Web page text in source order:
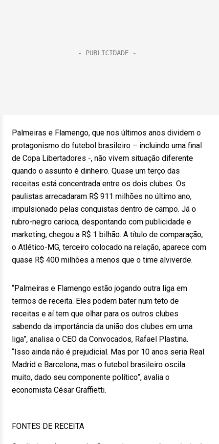
Palmeiras e Flamengo, que nos últimos anos dividem o
protagonismo do futebol brasileiro – incluindo uma final
de Copa Libertadores -, não vivem situação diferente
quando o assunto é dinheiro. Quase um terço das
receitas está concentrada entre os dois clubes. Os
paulistas arrecadaram R$ 911 milhões no último ano,
impulsionado pelas conquistas dentro de campo. Já o
rubro-negro carioca, despontando com publicidade e
marketing, chegou a R$ 1 bilhão. A título de comparação,
o Atlético-MG, terceiro colocado na relação, aparece com
quase R$ 400 milhões a menos que o time alviverde.
“Palmeiras e Flamengo estão jogando outra liga em
termos de receita. Eles podem bater num teto de
receitas e aí tem que olhar para os outros clubes
sabendo da importância da união dos clubes em uma
liga”, analisa o CEO da Convocados, Rafael Plastina.
“Isso ainda não é prejudicial. Mas por 10 anos seria Real
Madrid e Barcelona, mas o futebol brasileiro oscila
muito, dado seu componente político”, avalia o
economista César Graffietti.
FONTES DE RECEITA